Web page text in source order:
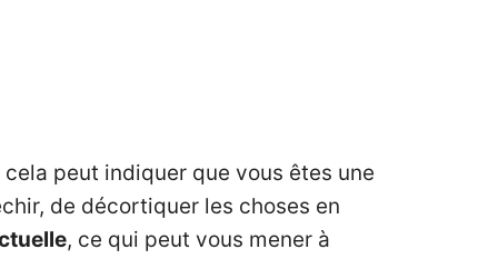
cela peut indiquer que vous êtes une
de décortiquer les choses en
, ce qui peut vous mener à